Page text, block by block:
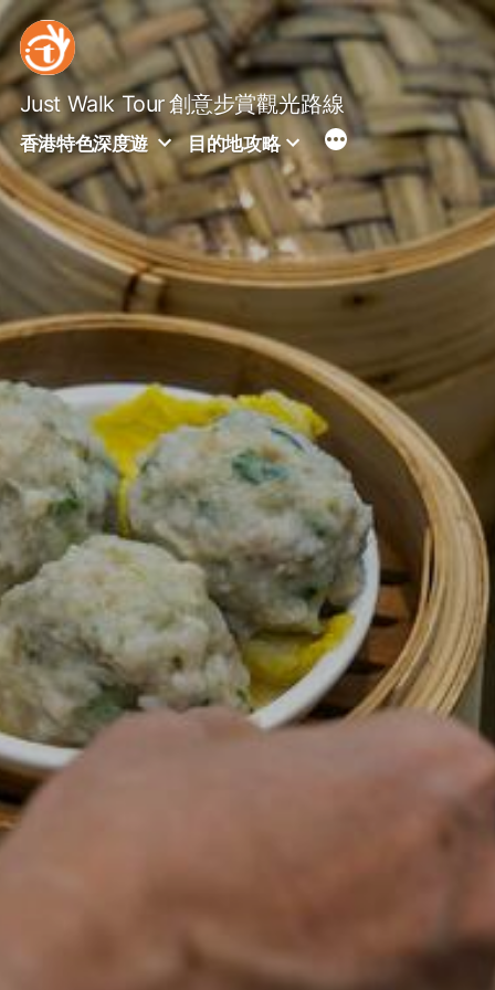
Skip
to
content
Just Walk Tour創意步賞觀光路線
香港特色深度遊 目的地攻略